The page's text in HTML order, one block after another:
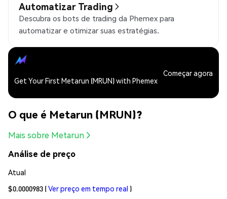
Automatizar Trading
Descubra os bots de trading da Phemex para
automatizar e otimizar suas estratégias.
Get Your First Metarun (MRUN) with Phemex
Começar agora
O que é Metarun (MRUN)?
Mais sobre Metarun
Análise de preço
Atual
$0.0000983 (Ver preço em tempo real )